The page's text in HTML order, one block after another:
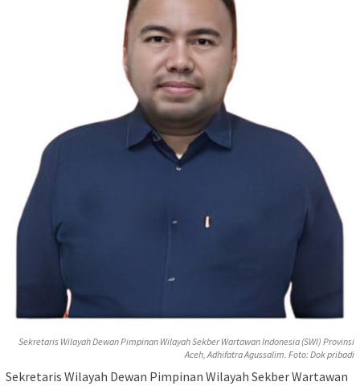
Sekretaris Wilayah Dewan Pimpinan Wilayah Sekber Wartawan Indonesia (SWI) Provinsi
Aceh, Adhifatra Agussalim. Foto: Dok pribadi
Sekretaris Wilayah Dewan Pimpinan Wilayah Sekber Wartawan